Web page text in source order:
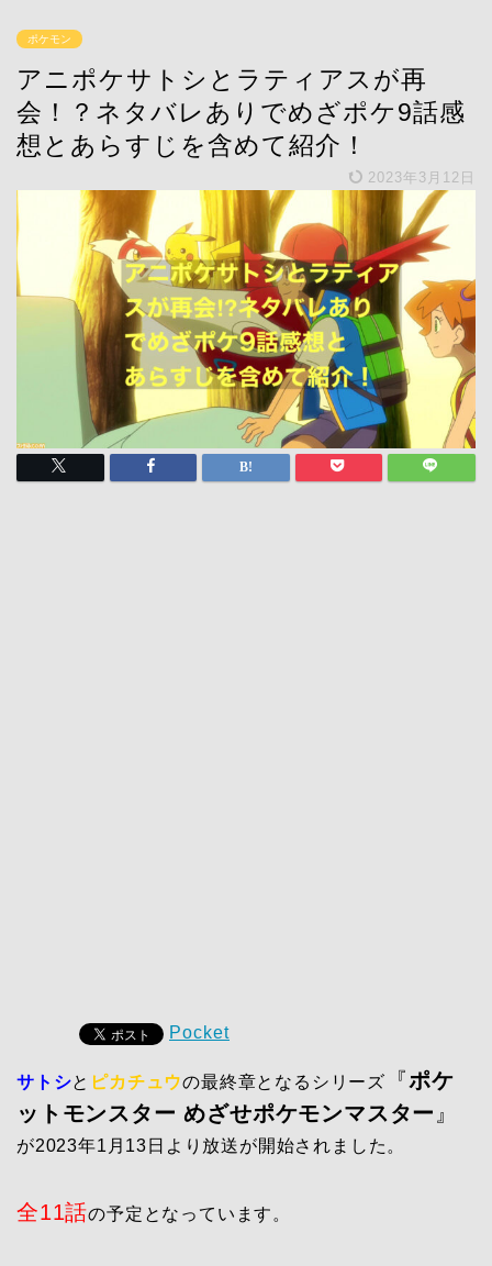
ポケモン
アニポケサトシとラティアスが再
会！？ネタバレありでめざポケ9話感
想とあらすじを含めて紹介！
2023年3月12日
Pocket
サトシと ピカチュウの最終章となるシリーズ 『ポケ
ットモンスター めざせポケモンマスター 』
が2023年1月13日より放送が開始されました。
全11話の予定となっています。